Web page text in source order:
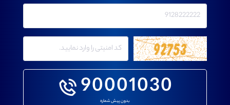
90001030
بدون پیش شماره